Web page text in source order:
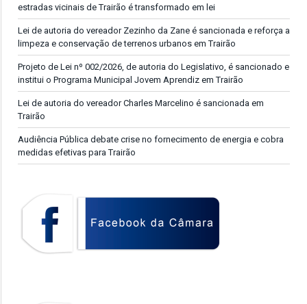
estradas vicinais de Trairão é transformado em lei
Lei de autoria do vereador Zezinho da Zane é sancionada e reforça a
limpeza e conservação de terrenos urbanos em Trairão
Projeto de Lei nº 002/2026, de autoria do Legislativo, é sancionado e
institui o Programa Municipal Jovem Aprendiz em Trairão
Lei de autoria do vereador Charles Marcelino é sancionada em
Trairão
Audiência Pública debate crise no fornecimento de energia e cobra
medidas efetivas para Trairão